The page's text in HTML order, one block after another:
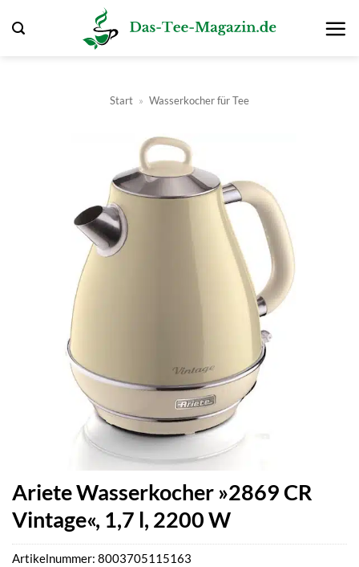
Inhalt
Start » Wasserkocher für Tee
Ariete Wasserkocher »2869 CR
Vintage«, 1,7 l, 2200 W
Artikelnummer: 8003705115163